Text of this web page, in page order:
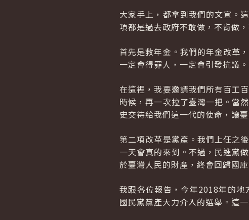
大家手上，都拿到我們的文宣。
項都是過去政府不敢做，不肯做
首先是救年金。我們的年金改革
一定會得罪人，一定會引發抗議
在這裡，我要邀請我們所有百工
時候，再一次拉了臺灣一把。當
史交待給我們這一代的使命，讓
第二項改革是黨產。我們上任之
一天會真的來到。不過，民進黨
於臺灣人民的財產，終會回歸國庫
我跟各位報告，今年2018年的
國民黨黨產大力介入的選舉。這